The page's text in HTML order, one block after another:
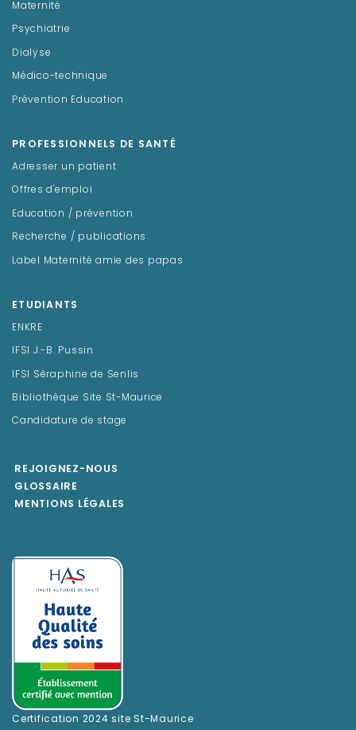
Maternité
Psychiatrie
Dialyse
Médico-technique
Prévention Education
PROFESSIONNELS DE SANTÉ
Adresser un patient
Offres d'emploi
Education / prévention
Recherche / publications
Label Maternité amie des papas
ETUDIANTS
ENKRE
IFSI J.-B. Pussin
IFSI Séraphine de Senlis
Bibliothèque Site St-Maurice
Candidature de stage
REJOIGNEZ-NOUS
GLOSSAIRE
MENTIONS LÉGALES
Certification 2024 site St-Maurice